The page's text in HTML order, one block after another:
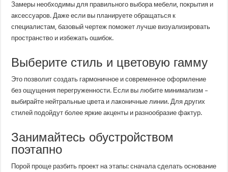
Замеры необходимы для правильного выбора мебели, покрытия и
аксессуаров. Даже если вы планируете обращаться к
специалистам, базовый чертеж поможет лучше визуализировать
пространство и избежать ошибок.
Выберите стиль и цветовую гамму
Это позволит создать гармоничное и современное оформление
без ощущения перегруженности. Если вы любите минимализм –
выбирайте нейтральные цвета и лаконичные линии. Для других
стилей подойдут более яркие акценты и разнообразие фактур.
Занимайтесь обустройством
поэтапно
Порой проще разбить проект на этапы: сначала сделать основание